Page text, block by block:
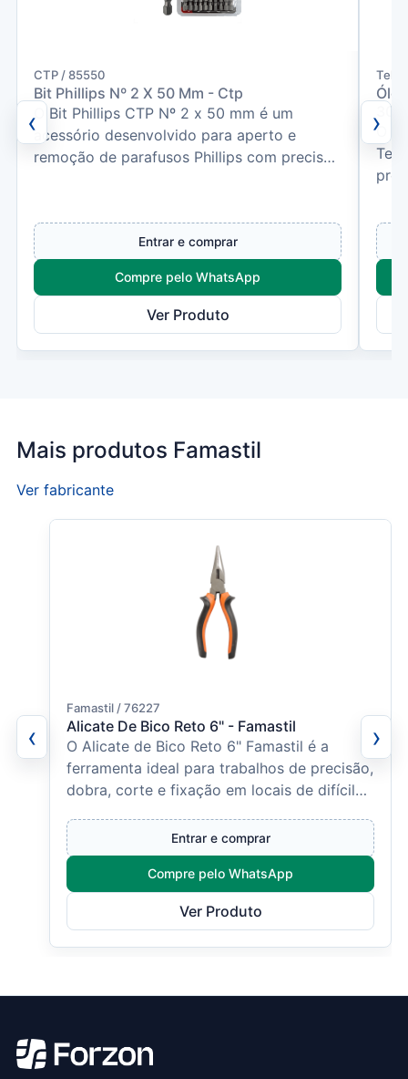
‹
CTP / 85550
Bit Phillips Nº 2 X 50 Mm - Ctp
O Bit Phillips CTP Nº 2 x 50 mm é um
acessório desenvolvido para aperto e
remoção de parafusos Phillips com precisão
Entrar e comprar
Compre pelo WhatsApp
Ver Produto
O
›
Mais produtos Famastil
Ver fabricante
‹
Famastil / 76227
Alicate De Bico Reto 6" - Famastil
O Alicate de Bico Reto 6" Famastil é a
ferramenta ideal para trabalhos de precisão,
dobra, corte e fixação em locais de difícil
Entrar e comprar
Compre pelo WhatsApp
Ver Produto
›